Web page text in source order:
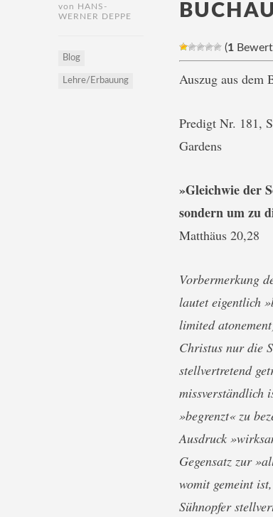
von HANS-
WERNER DEPPE
Blog
Lehre/Erbauung
(1
Auszug aus dem
Predigt Nr. 181,
Gardens
»Gleichwie der
sondern um zu
Matthäus 20,28
Vorbermerkung
lautet eigentlich
limited
Christus nur die
stellvertretend
missverständlich
»begrenzt« zu
Ausdruck
Gegensatz zur
womit gemeint
Sühnopfer